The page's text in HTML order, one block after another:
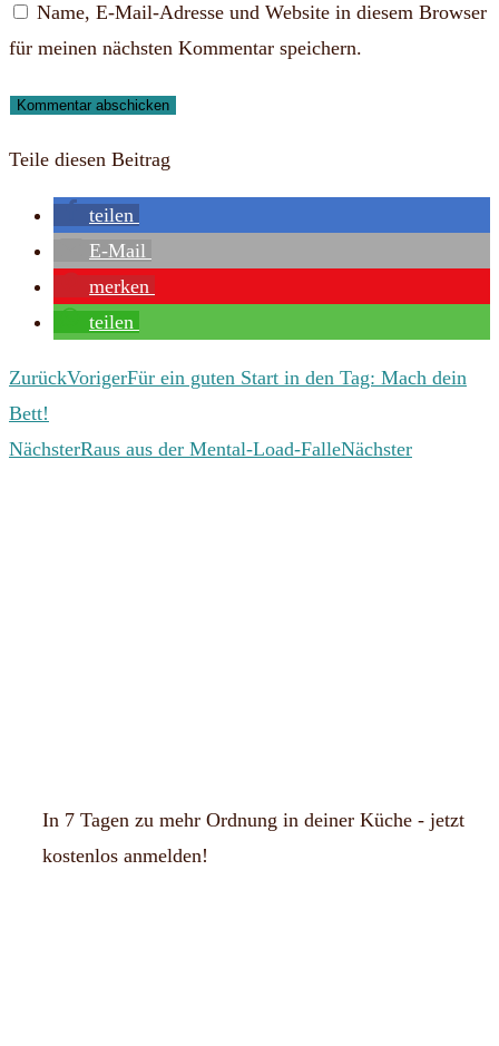
Benutzernamen
Kommentieren
zum
ein
ein
Name, E-Mail-Adresse und Website in diesem Browser
für meinen nächsten Kommentar speichern.
Teile diesen Beitrag
teilen
E-Mail
merken
teilen
ZurückVorigerFür ein guten Start in den Tag: Mach dein
Bett!
NächsterRaus aus der Mental-Load-FalleNächster
In 7 Tagen zu mehr Ordnung in deiner Küche - jetzt
kostenlos anmelden!